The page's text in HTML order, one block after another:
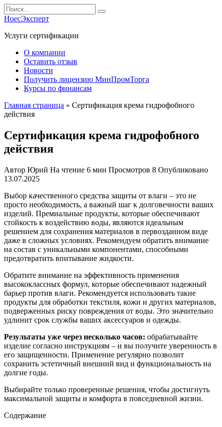
Перейти
к
содержанию
Search
for:
НоесЭксперт
Услуги сертификации
О компании
Оставить отзыв
Новости
Получить лицензию МинПромТорга
Курсы по финансам
Главная страница » Сертификация крема гидрофобного
действия
Сертификация крема гидрофобного
действия
Автор Юрий На чтение 6 мин Просмотров 8 Опубликовано
13.07.2025
Выбор качественного средства защиты от влаги – это не
просто необходимость, а важный шаг к долговечности ваших
изделий. Премиальные продукты, которые обеспечивают
стойкость к воздействию воды, являются идеальным
решением для сохранения материалов в первозданном виде
даже в сложных условиях. Рекомендуем обратить внимание
на состав с уникальными компонентами, способными
предотвратить впитывание жидкости.
Обратите внимание на эффективность применения
высококлассных формул, которые обеспечивают надежный
барьер против влаги. Рекомендуется использовать такие
продукты для обработки текстиля, кожи и других материалов,
подверженных риску повреждения от воды. Это значительно
удлинит срок службы ваших аксессуаров и одежды.
Результаты уже через несколько часов: обрабатывайте
изделие согласно инструкциям – и вы получите уверенность в
его защищенности. Применение регулярно позволит
сохранить эстетичный внешний вид и функциональность на
долгие годы.
Выбирайте только проверенные решения, чтобы достигнуть
максимальной защиты и комфорта в повседневной жизни.
Содержание